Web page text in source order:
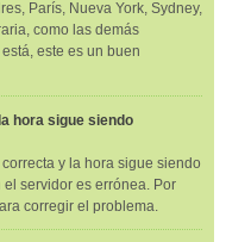
París, Nueva York, Sydney,
como las demás
este es un buen
hora sigue siendo
y la hora sigue siendo
servidor es errónea. Por
corregir el problema.